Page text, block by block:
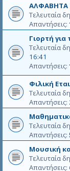
ΑΛΦΑΒΗΤΑ
Τελευταία
Απαντήσεις:
Γιορτή
Τελευταία
16:41
Απαντήσεις:
Φιλική
Τελευταία
Απαντήσεις:
Τελευταία
Απαντήσεις:
Μουσική
Τελευταία
Απαντήσεις: